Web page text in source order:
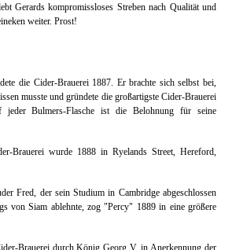
Gerards kompromissloses Streben nach Qualität und
weiter. Prost!
die Cider-Brauerei 1887. Er brachte sich selbst bei,
musste und gründete die großartigste Cider-Brauerei
Bulmers-Flasche ist die Belohnung für seine
Brauerei wurde 1888 in Ryelands Street, Hereford,
Fred, der sein Studium in Cambridge abgeschlossen
von Siam ablehnte, zog "Percy" 1889 in eine größere
Brauerei durch König Georg V. in Anerkennung der